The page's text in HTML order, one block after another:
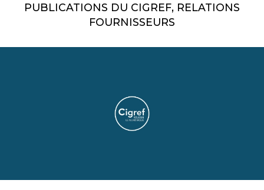
PUBLICATIONS DU CIGREF, RELATIONS
FOURNISSEURS